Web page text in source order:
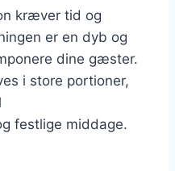
kræver tid og
er en dyb og
dine gæster.
i store portioner,
festlige middage.